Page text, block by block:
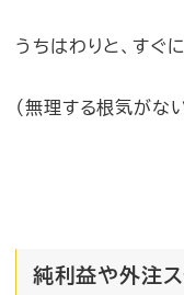
うちはわりと、すぐに
（無理する根気がない
純利益や外注ス